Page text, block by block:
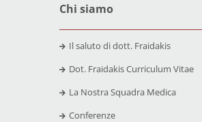
Chi siamo
Il saluto di dott. Fraidakis
Dot. Fraidakis Curriculum Vitae
La Nostra Squadra Medica
Conferenze